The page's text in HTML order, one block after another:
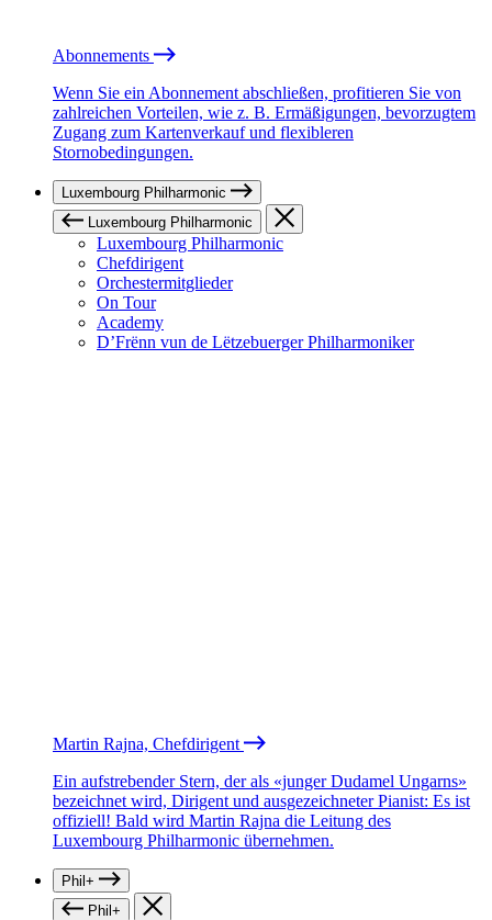
Abonnements
Wenn Sie ein Abonnement abschließen, profitieren Sie von
zahlreichen Vorteilen, wie z. B. Ermäßigungen, bevorzugtem
Zugang zum Kartenverkauf und flexibleren
Stornobedingungen.
Luxembourg Philharmonic
Luxembourg Philharmonic
Luxembourg Philharmonic
Chefdirigent
Orchestermitglieder
On Tour
Academy
D’Frënn vun de Lëtzebuerger Philharmoniker
Martin Rajna, Chefdirigent
Ein aufstrebender Stern, der als «junger Dudamel Ungarns»
bezeichnet wird, Dirigent und ausgezeichneter Pianist: Es ist
offiziell! Bald wird Martin Rajna die Leitung des
Luxembourg Philharmonic übernehmen.
Phil+
Phil+